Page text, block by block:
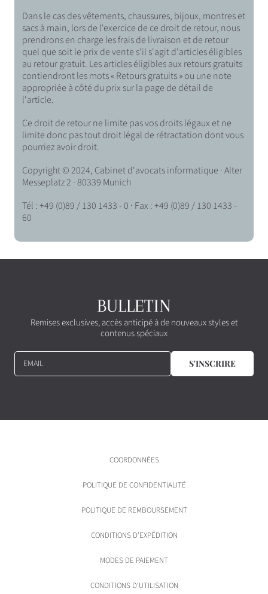
Dans le cas des vêtements, chaussures, bijoux, montres et
sacs à main, lors de l'exercice de ce droit de retour, nous
prendrons en charge les frais de livraison et de retour
quel que soit le prix de vente s'il s'agit d'articles éligibles
au retour gratuit. Les articles éligibles aux retours gratuits
contiendront les mots « Retours gratuits » ou une note
appropriée à côté du prix sur la page de détail de
l'article.
Ce droit de retour ne limite pas vos droits légaux et ne
limite donc pas tout droit légal de rétractation dont vous
pourriez avoir droit.
Copyright © 2024, Cabinet d'avocats informatique · Alter
Messeplatz 2 · 80339 Munich
Tél : +49 (0)89 / 130 1433 - 0 · Fax : +49 (0)89 / 130 1433 -
60
BULLETIN
Remises exclusives, accès anticipé à de nouveaux styles et
contenus spéciaux
EMAIL S'INSCRIRE
COORDONNÉES
POLITIQUE DE CONFIDENTIALITÉ
POLITIQUE DE REMBOURSEMENT
CONDITIONS D'EXPÉDITION
MODES DE PAIEMENT
CONDITIONS D'UTILISATION